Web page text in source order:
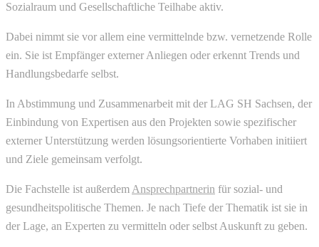
Sozialraum und Gesellschaftliche Teilhabe aktiv.
Dabei nimmt sie vor allem eine vermittelnde bzw. vernetzende Rolle
ein. Sie ist Empfänger externer Anliegen oder erkennt Trends und
Handlungsbedarfe selbst.
In Abstimmung und Zusammenarbeit mit der LAG SH Sachsen, der
Einbindung von Expertisen aus den Projekten sowie spezifischer
externer Unterstützung werden lösungsorientierte Vorhaben initiiert
und Ziele gemeinsam verfolgt.
Die Fachstelle ist außerdem Ansprechpartnerin für sozial- und
gesundheitspolitische Themen. Je nach Tiefe der Thematik ist sie in
der Lage, an Experten zu vermitteln oder selbst Auskunft zu geben.